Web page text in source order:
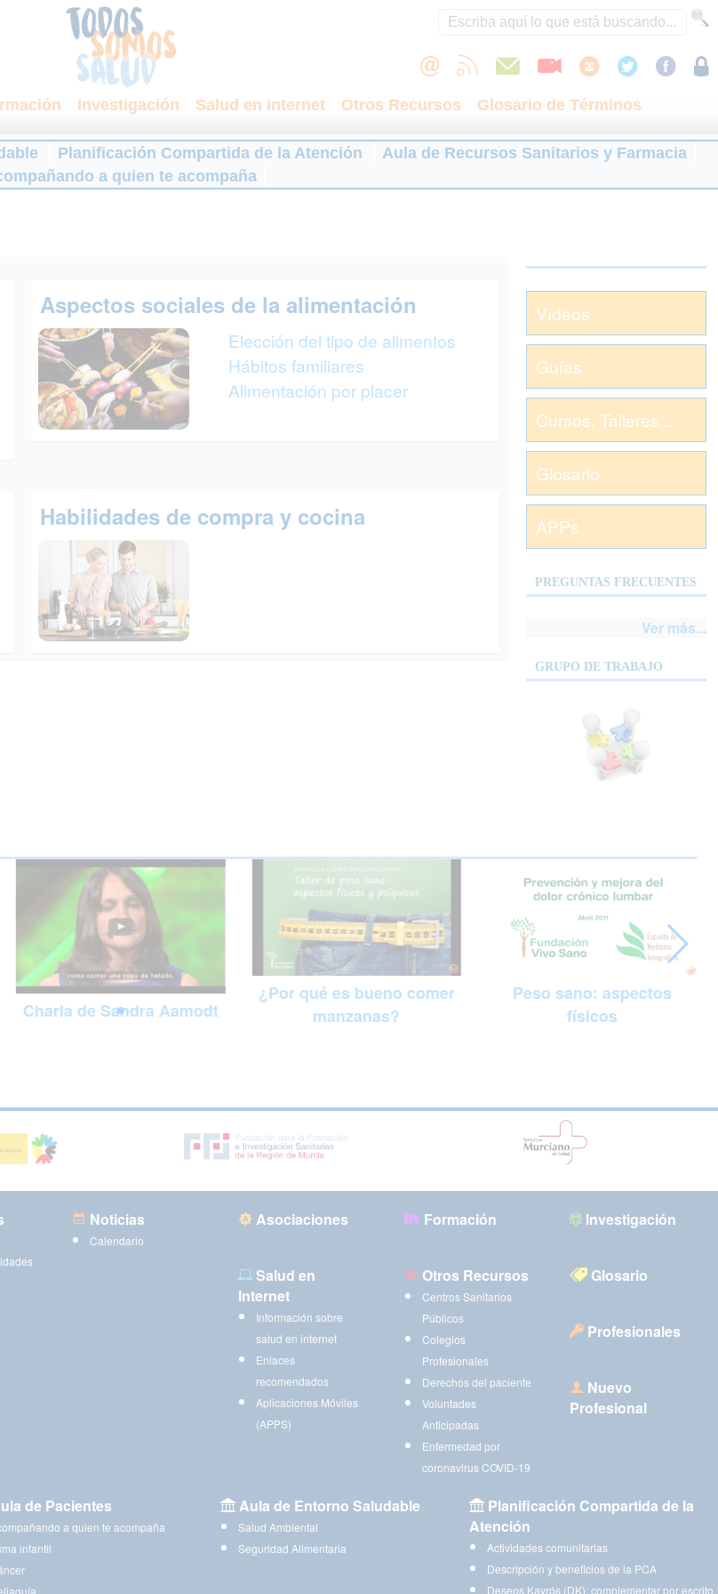
Investigación Salud en internet Otros Recursos
Glosario de Términos
Planificación Compartida de la Atención
Aula de Recursos Sanitarios y Farmacia
a quien te acompaña
Aspectos sociales de la alimentación
Elección del tipo de alimentos
Hábitos familiares
Alimentación por placer
Habilidades de compra y cocina
Vídeos
Guías
Cursos, Talleres...
Glosario
APPs
PREGUNTAS FRECUENTES
Ver más...
GRUPO DE TRABAJO
Charla de Sandra Aamodt
¿Por qué es bueno comer
manzanas?
Peso sano: aspectos
físicos
Noticias
Calendario
Asociaciones Formación Investigación
Salud en
Internet
Información sobre
salud en internet
Enlaces
recomendados
Aplicaciones Móviles
(APPS)
Otros Recursos
Centros Sanitarios
Públicos
Colegios
Profesionales
Derechos del paciente
Voluntades
Anticipadas
Enfermedad por
coronavirus COVID-19
Glosario
Profesionales
Nuevo
Profesional
de Pacientes
a quien te acompaña
infantil
Aula de Entorno Saludable
Salud Ambiental
Seguridad Alimentaria
Planificación Compartida de la
Atención
Actividades comunitarias
Descripción y beneficios de la PCA
Deseos Kayrós (DK): complementar por escrito